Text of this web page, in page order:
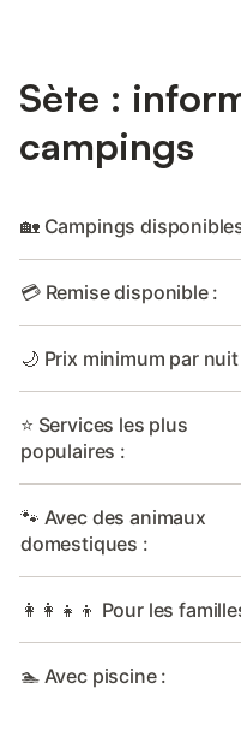
Sète :
campings
🏡 Campings
💳 Remise disponible :
🌙 Prix minimum par
⭐ Services les plus
populaires :
🐾 Avec des animaux
domestiques :
👩‍👩‍👧‍👦 Pour les
🏊 Avec piscine :